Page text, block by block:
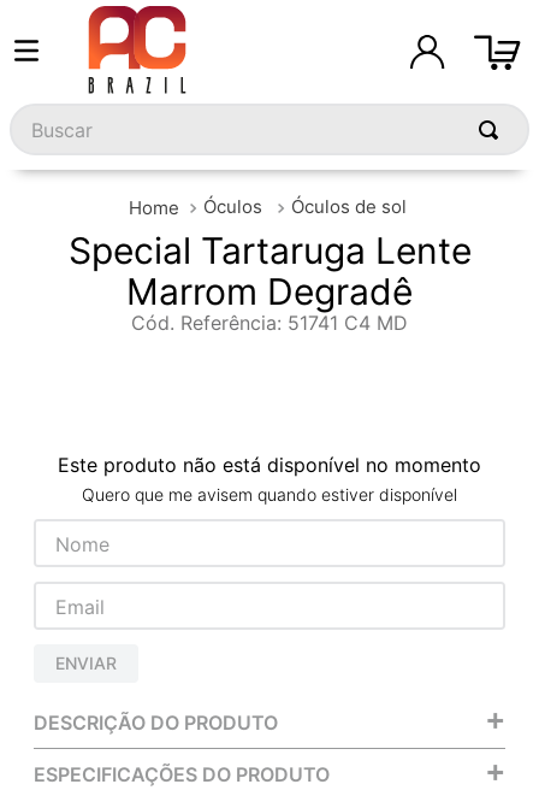
Buscar
Óculos Óculos de sol
Special Tartaruga Lente
Marrom Degradê
Cód. Referência: 51741 C4 MD
Este produto não está disponível no momento
Quero que me avisem quando estiver disponível
ENVIAR
DESCRIÇÃO DO PRODUTO +
ESPECIFICAÇÕES DO PRODUTO +